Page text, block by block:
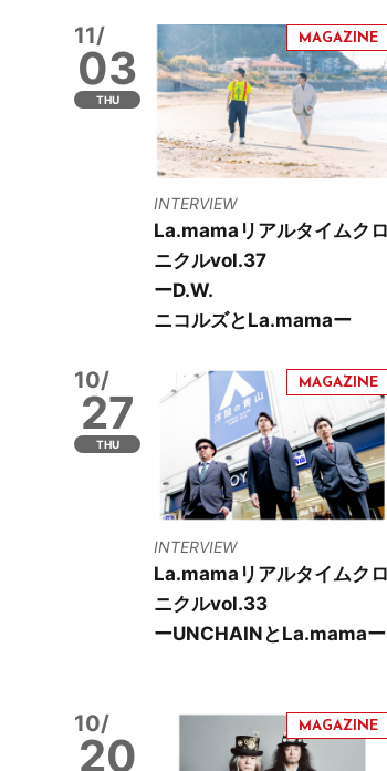
11/
03
THU
INTERVIEW
La.mamaリアルタイムクロ
ニクルvol.37
ーD.W.
ニコルズとLa.mamaー
10/
27
THU
INTERVIEW
La.mamaリアルタイムクロ
ニクルvol.33
ーUNCHAINとLa.mamaー
10/
20